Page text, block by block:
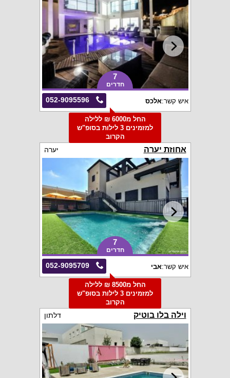
7
חדרים
052-9095596 איש קשר:אלכס
החל מ6000 ₪ ללילה
למזמינים 3 לילות בסופ"ש
הקרוב
אחוזת יערה יערה
7
חדרים
052-9095709 איש קשר:אבי
החל מ8500 ₪ ללילה
למזמינים 3 לילות בסופ"ש
הקרוב
וילה בלו בוטיק דלתון